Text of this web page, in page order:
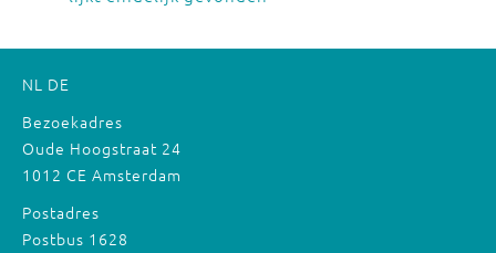
NL DE
Bezoekadres
Oude Hoogstraat 24
1012 CE Amsterdam
Postadres
Postbus 1628